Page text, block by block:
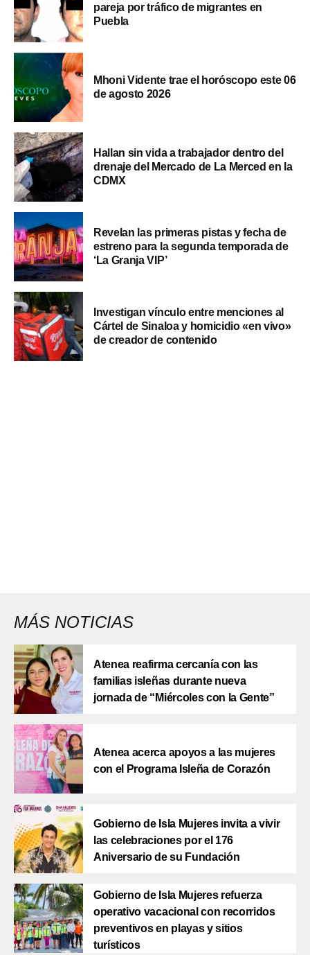
pareja por tráfico de migrantes en
Puebla
Mhoni Vidente trae el horóscopo este 06
de agosto 2026
Hallan sin vida a trabajador dentro del
drenaje del Mercado de La Merced en la
CDMX
Revelan las primeras pistas y fecha de
estreno para la segunda temporada de
‘La Granja VIP’
Investigan vínculo entre menciones al
Cártel de Sinaloa y homicidio «en vivo»
de creador de contenido
MÁS NOTICIAS
Atenea reafirma cercanía con las
familias isleñas durante nueva
jornada de “Miércoles con la Gente”
Atenea acerca apoyos a las mujeres
con el Programa Isleña de Corazón
Gobierno de Isla Mujeres invita a vivir
las celebraciones por el 176
Aniversario de su Fundación
Gobierno de Isla Mujeres refuerza
operativo vacacional con recorridos
preventivos en playas y sitios
turísticos